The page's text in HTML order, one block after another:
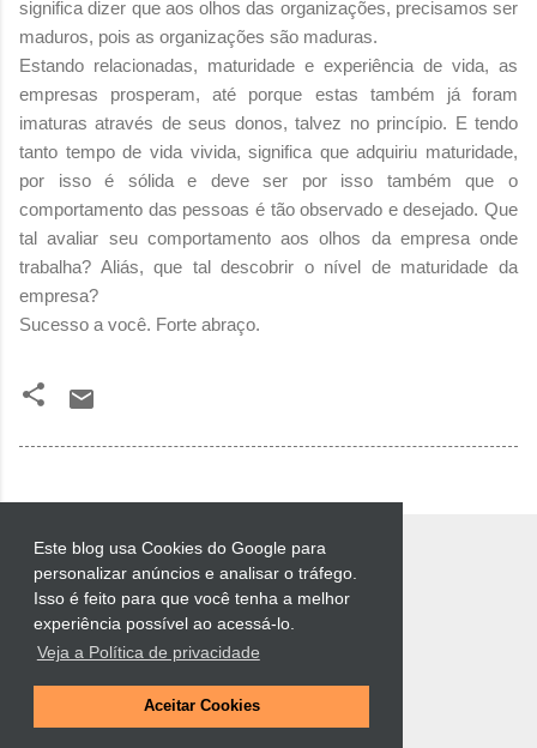
Este blog usa Cookies do Google para
personalizar anúncios e analisar o tráfego.
Isso é feito para que você tenha a melhor
experiência possível ao acessá-lo.
Veja a Política de privacidade
Aceitar Cookies
significa dizer que aos olhos das organizações, precisamos ser
maduros, pois as organizações são maduras.
Estando relacionadas, maturidade e experiência de vida, as
empresas prosperam, até porque estas também já foram
imaturas através de seus donos, talvez no princípio. E tendo
tanto tempo de vida vivida, significa que adquiriu maturidade,
por isso é sólida e deve ser por isso também que o
comportamento das pessoas é tão observado e desejado. Que
tal avaliar seu comportamento aos olhos da empresa onde
trabalha? Aliás, que tal descobrir o nível de maturidade da
empresa?
Sucesso a você. Forte abraço.
Tecnologia do Blogger
Luciano Muchiotti